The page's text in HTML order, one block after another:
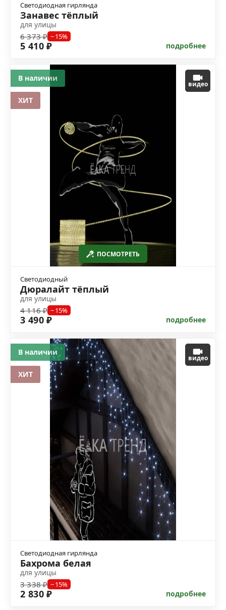
Светодиодная гирлянда
Занавес тёплый
для улицы
6 373 ₽ −15%
5 410 ₽ подробнее
ПОСМОТРЕТЬ
видео
Светодиодный
Дюралайт тёплый
для улицы
4 116 ₽ −15%
3 490 ₽ подробнее
В наличии
ХИТ
видео
Светодиодная гирлянда
Бахрома белая
для улицы
3 338 ₽ −15%
2 830 ₽ подробнее
В наличии
ХИТ